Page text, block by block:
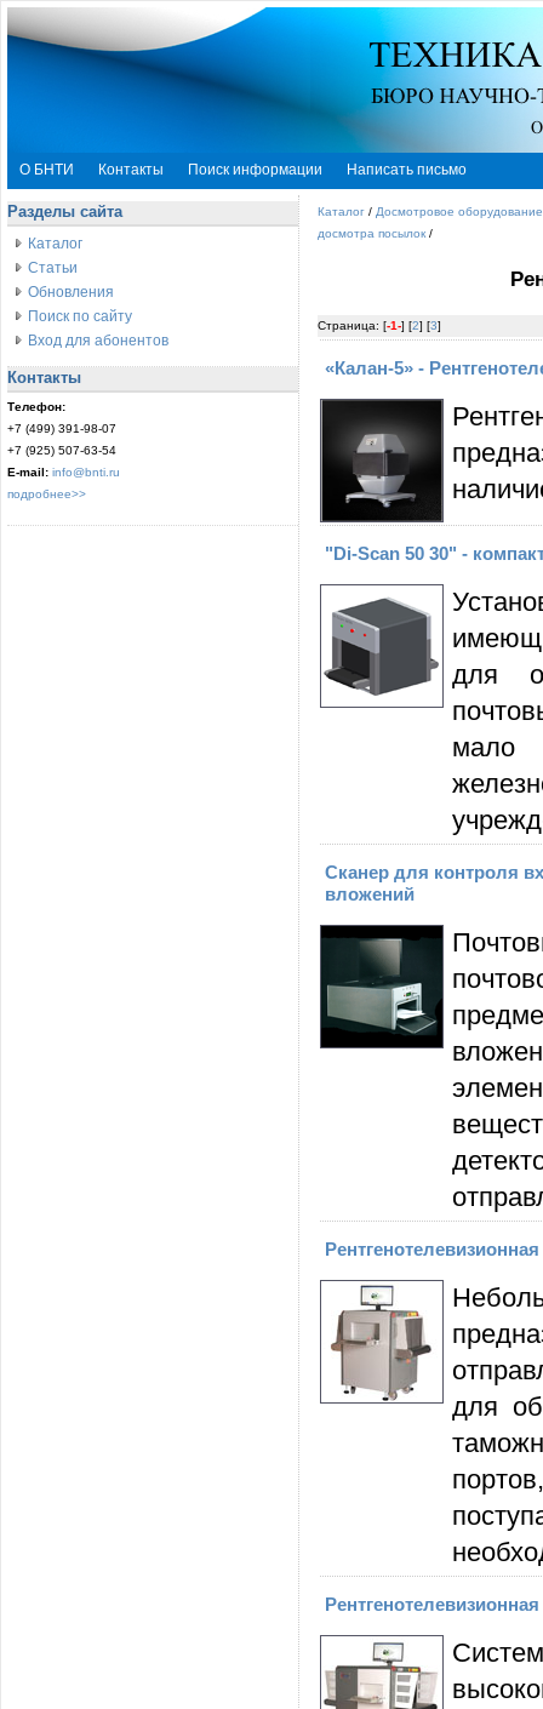
О БНТИ Контакты Поиск информации Написать письмо
Разделы сайта
Каталог
Статьи
Обновления
Поиск по сайту
Вход для абонентов
Контакты
Телефон:
+7 (499) 391-98-07
+7 (925) 507-63-54
E-mail: info@bnti.ru
подробнее>>
Каталог / Досмотровое оборудование
досмотра посылок /
Страница: [-1-] [2] [3]
«Калан-5» -
"Di-Scan 50 30" -
для
мало
Сканер для контроля
вложений
для